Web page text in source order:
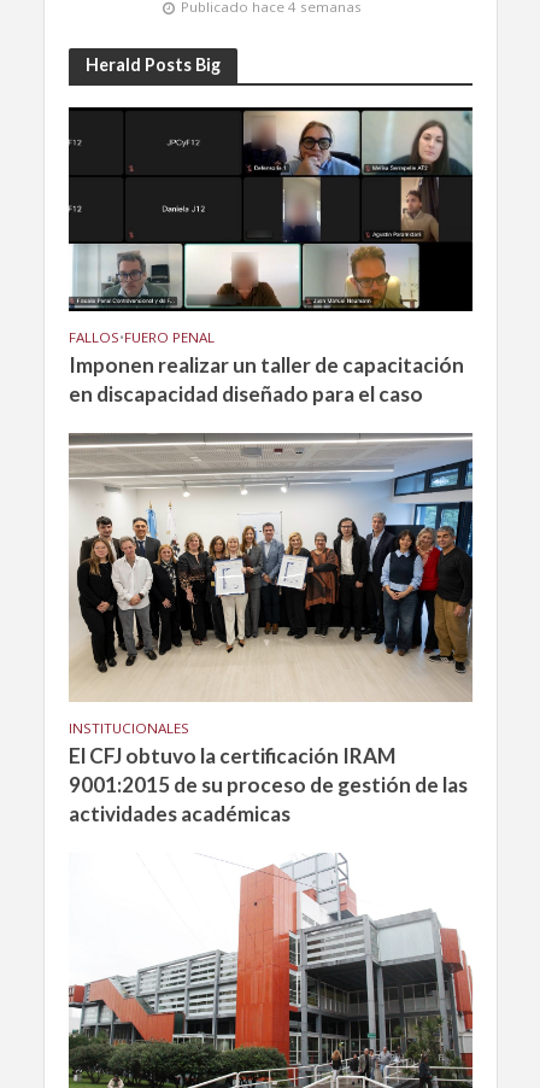
Publicado hace 4 semanas
Herald Posts Big
FALLOS•FUERO PENAL
Imponen realizar un taller de capacitación
en discapacidad diseñado para el caso
INSTITUCIONALES
El CFJ obtuvo la certificación IRAM
9001:2015 de su proceso de gestión de las
actividades académicas